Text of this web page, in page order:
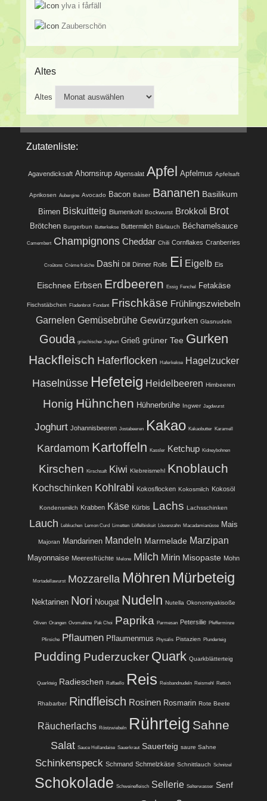
ylva i fårfäll
Zauberschön
Altes
Altes
Zutatenliste:
Agavendicksaft Ahornsirup Algensalat Apfel Apfelmus Apfelsaft
Aprikosen Aubergine Avocado Bacon Baiser Bananen Basilikum
Birnen Biskuitteig Blumenkohl Bockwurst Brokkoli Brot
Brötchen Burgerbun Butterkekse Buttermilch Bärlauch Béchamelsauce
Camembert Champignons Cheddar Chili Cornflakes Cranberries
Croûtons Crème fraîche Dashi Dill Dinner Rolls Ei Eigelb Eis
Eischnee Erbsen Erdbeeren Essig Fenchel Fetakäse
Fischstäbchen Fladenbrot Fondant Frischkäse Frühlingszwiebeln
Garnelen Gemüsebrühe Gewürzgurken Glasnudeln
Gouda griechischer Joghurt Grieß grüner Tee Gurken
Hackfleisch Haferflocken Haferkekse Hagelzucker
Haselnüsse Hefeteig Heidelbeeren Himbeeren
Honig Hühnchen Hühnerbrühe Ingwer Jagdwurst
Joghurt Johannisbeeren Jostabeeren Kakao Kakaobutter Karamell
Kardamom Kartoffeln Kassler Ketchup Kidneybohnen
Kirschen Kirschsaft Kiwi Klebreismehl Knoblauch
Kochschinken Kohlrabi Kokosflocken Kokosmilch Kokosöl
Kondensmilch Krabben Käse Kürbis Lachs Lachsschinken
Lauch Lebkuchen Lemon Curd Limetten Löffelbiskuit Löwenzahn Macadamianüsse Mais
Majoran Mandarinen Mandeln Marmelade Marzipan
Mayonnaise Meeresfrüchte Melone Milch Mirin Misopaste Mohn
Mortadellawurst Mozzarella Möhren Mürbeteig
Nektarinen Nori Nougat Nudeln Nutella Okonomiyakisoße
Oliven Orangen Ovomaltine Pak Choi Paprika Parmesan Petersilie Pfefferminze
Pfirsiche Pflaumen Pflaumenmus Physalis Pistazien Plunderteig
Pudding Puderzucker Quark Quarkblätterteig
Quarkteig Radieschen Raffaello Reis Reisbandnudeln Reismehl Rettich
Rhabarber Rindfleisch Rosinen Rosmarin Rote Beete
Räucherlachs Röstzwiebeln Rührteig Sahne
Salat Sauce Hollandaise Sauerkraut Sauerteig saure Sahne
Schinkenspeck Schmand Schmelzkäse Schnittlauch Schnitzel
Schokolade Schweinefleisch Sellerie Selterwasser Senf